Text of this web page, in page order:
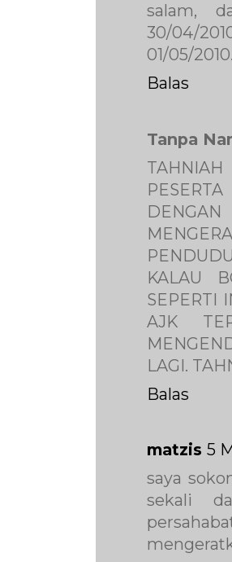
salam,
30/04/
01/05/
Balas
Tanpa
TAHNIAH
KALAU
SEPERTI
AJK
LAGI.
Balas
matzis 5
saya
sekali